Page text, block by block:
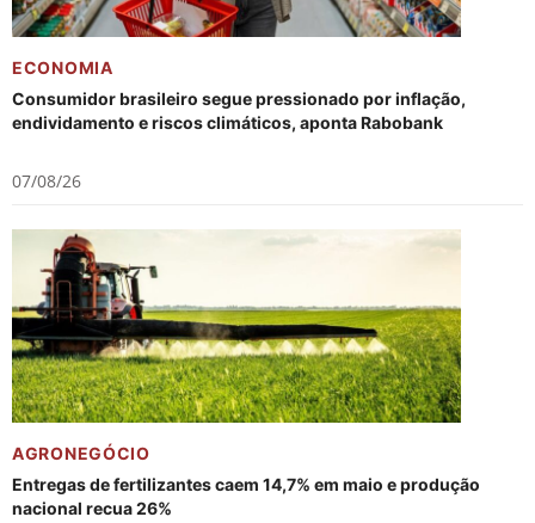
ECONOMIA
Consumidor brasileiro segue pressionado por inflação,
endividamento e riscos climáticos, aponta Rabobank
07/08/26
AGRONEGÓCIO
Entregas de fertilizantes caem 14,7% em maio e produção
nacional recua 26%